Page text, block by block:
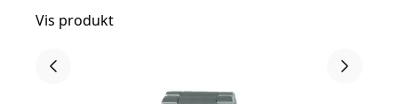
Vis produkt